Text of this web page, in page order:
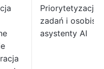
Priorytetyzacja
zadań i osobiste
asystenty AI